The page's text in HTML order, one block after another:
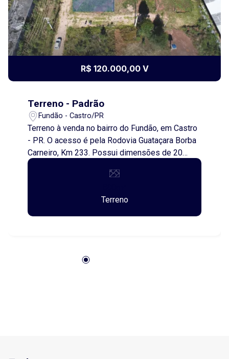
R$ 120.000,00 V
Terreno - Padrão
Fundão - Castro/PR
Terreno à venda no bairro do Fundão, em Castro
- PR. O acesso é pela Rodovia Guataçara Borba
Carneiro, Km 233. Possui dimensões de 20
metros de frente por 40 metros de
comprimento, totalizando 800 metros
Terreno